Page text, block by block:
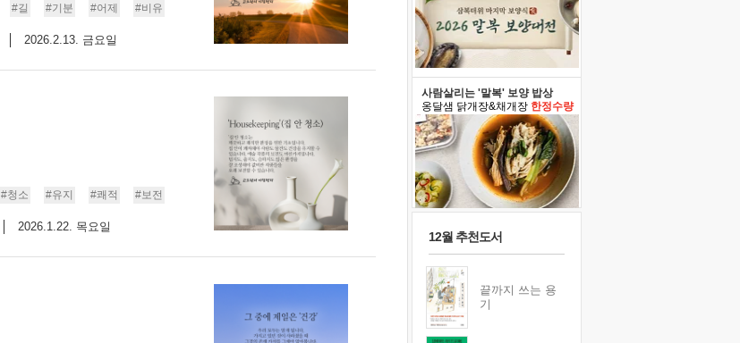
#길 #기분 #어제 #비유
2026.2.13. 금요일
#청소 #유지 #쾌적 #보전
2026.1.22. 목요일
사람살리는 '말복' 보양 밥상
옹달샘 닭개장&채개장 한정수량
12월 추천도서
끝까지 쓰는 용
기